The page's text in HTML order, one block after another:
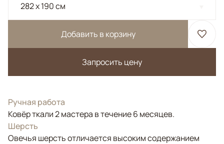
282 x 190 см
Добавить в корзину
Запросить цену
Ручная работа
Ковёр ткали 2 мастера в течение 6 месяцев.
Шерсть
Овечья шерсть отличается высоким содержанием